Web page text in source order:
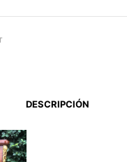
DESCRIPCIÓN